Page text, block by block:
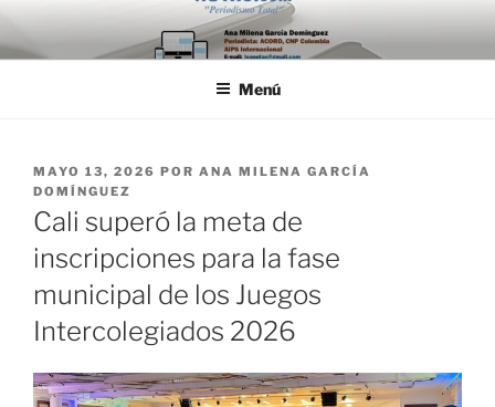
Saltar
al
contenido
Menú
PUBLICADO
EL
MAYO 13, 2026 POR ANA MILENA GARCÍA
DOMÍNGUEZ
Cali superó la meta de
inscripciones para la fase
municipal de los Juegos
Intercolegiados 2026